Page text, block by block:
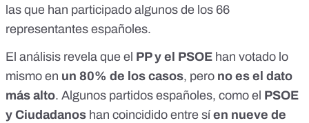
las que han participado algunos de los 66
representantes españoles.
El análisis revela que el PP y el PSOE han votado lo
mismo en un 80% de los casos, pero no es el dato
más alto. Algunos partidos españoles, como el PSOE
y Ciudadanos han coincidido entre síen nueve de